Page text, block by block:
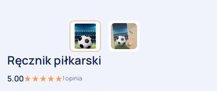
Ręcznik piłkarski
5.00 1opinia